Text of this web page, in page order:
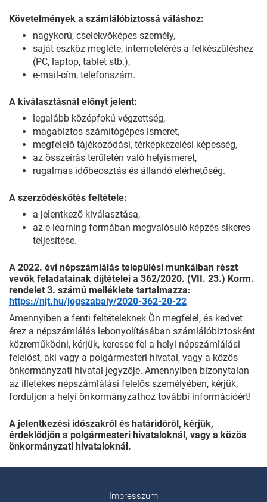
Követelmények a számlálóbiztossá váláshoz:
nagykorú, cselekvőképes személy,
saját eszköz megléte, internetelérés a felkészüléshez
(PC, laptop, tablet stb.),
e-mail-cím, telefonszám.
A kiválasztásnál előnyt jelent:
legalább középfokú végzettség,
magabiztos számítógépes ismeret,
megfelelő tájékozódási, térképkezelési képesség,
az összeírás területén való helyismeret,
rugalmas időbeosztás és állandó elérhetőség.
A szerződéskötés feltétele:
a jelentkező kiválasztása,
az e-learning formában megvalósuló képzés sikeres
teljesítése.
A 2022. évi népszámlálás települési munkáiban részt
vevők feladatainak díjtételei a 362/2020. (VII. 23.) Korm.
rendelet 3. számú melléklete tartalmazza:
https://njt.hu/jogszabaly/2020-362-20-22
Amennyiben a fenti feltételeknek Ön megfelel, és kedvet
érez a népszámlálás lebonyolításában számlálóbiztosként
közreműködni, kérjük, keresse fel a helyi népszámlálási
felelőst, aki vagy a polgármesteri hivatal, vagy a közös
önkormányzati hivatal jegyzője. Amennyiben bizonytalan
az illetékes népszámlálási felelős személyében, kérjük,
forduljon a helyi önkormányzathoz további információért!
A jelentkezési időszakról és határidőről, kérjük,
érdeklődjön a polgármesteri hivataloknál, vagy a közös
önkormányzati hivataloknál.
Impresszum